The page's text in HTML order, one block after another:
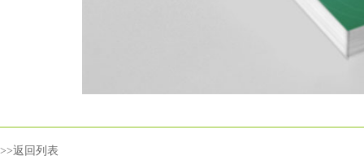
>>返回列表